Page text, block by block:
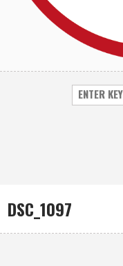
DSC_1097